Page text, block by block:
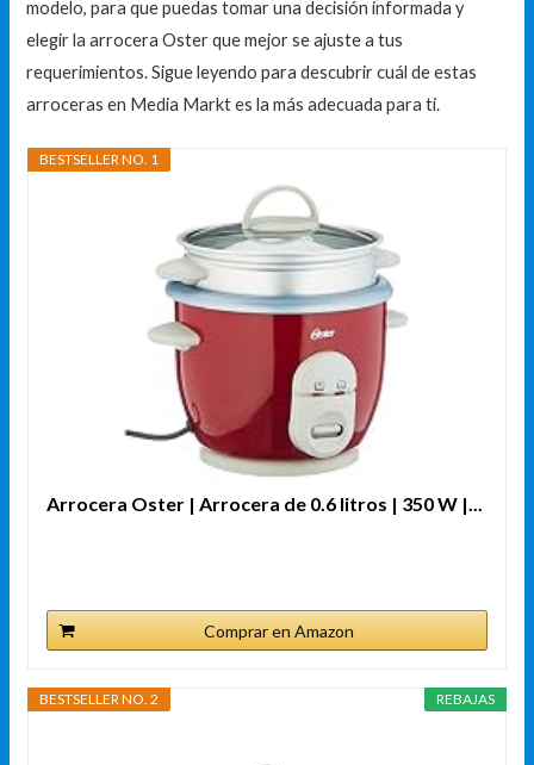
modelo, para que puedas tomar una decisión informada y
elegir la arrocera Oster que mejor se ajuste a tus
requerimientos. Sigue leyendo para descubrir cuál de estas
arroceras en Media Markt es la más adecuada para ti.
BESTSELLER NO. 1
Arrocera Oster | Arrocera de 0.6 litros | 350 W |...
Comprar en Amazon
REBAJAS
BESTSELLER NO. 2